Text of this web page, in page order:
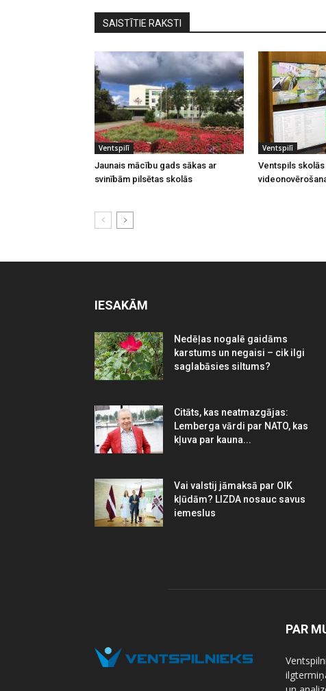
SAISTĪTIE RAKSTI
Ventspilī
Jaunais mācību gads sākas ar
svinībām pilsētas skolās
Ventspilī
Ventspils
IESAKĀM
Nedēļas nogalē gaidāms
karstums un negaisi – cik ilgi
saglabāsies siltums?
Citāts, kas neatmazgājas:
Lemberga vārdi par NATO, kas
kļuva par kauna...
Vai valstij jāmaksā par OIK
kļūdām? LIZDA nosauc savus
iemeslus
PAR